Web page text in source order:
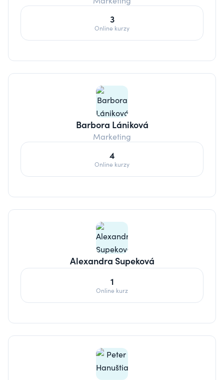
3
Online kurzy
Barbora Lániková
Marketing
4
Online kurzy
Alexandra Supeková
1
Online kurz